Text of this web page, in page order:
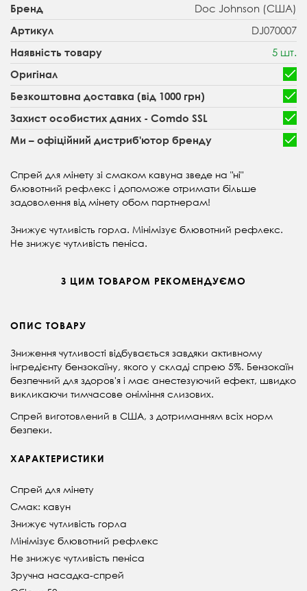
Бренд Doc Johnson (США)
Артикул DJ070007
Наявність товару 5 шт.
Оригінал
Безкоштовна доставка (від 1000 грн)
Захист особистих даних - Comdo SSL
Ми – офіційний дистриб'ютор бренду
Спрей для мінету зі смаком кавуна зведе на "ні"
блювотний рефлекс і допоможе отримати більше
задоволення від мінету обом партнерам!
Знижує чутливість горла. Мінімізує блювотний рефлекс.
Не знижує чутливість пеніса.
З ЦИМ ТОВАРОМ РЕКОМЕНДУЄМО
ОПИС ТОВАРУ
Зниження чутливості відбувається завдяки активному
інгредієнту бензокаїну, якого у складі спрею 5%. Бензокаїн
безпечний для здоров'я і має анестезуючий ефект, швидко
викликаючи тимчасове оніміння слизових.
Спрей виготовлений в США, з дотриманням всіх норм
безпеки.
ХАРАКТЕРИСТИКИ
Спрей для мінету
Смак: кавун
Знижує чутливість горла
Мінімізує блювотний рефлекс
Не знижує чутливість пеніса
Зручна насадка-спрей